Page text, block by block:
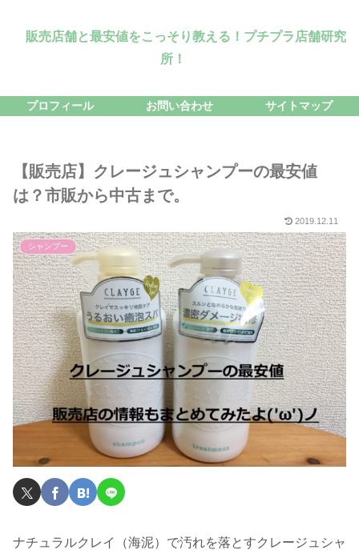
販売店舗と最安値をこっそり教える！プチプラ店舗研究
所！
プロフィール お問い合わせ サイトマップ
【販売店】クレージュシャンプーの最安値
は？市販から中古まで。
2019.12.11
シャンプー
ナチュラルクレイ（海泥）で汚れを落とすクレージュシャ